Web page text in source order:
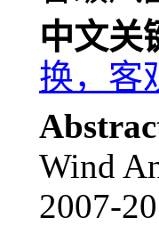
中文关
换，客
Wind
2007-